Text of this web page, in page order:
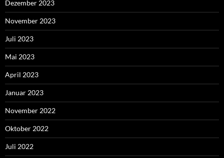
Dezember 2023
November 2023
Juli 2023
Mai 2023
April 2023
Januar 2023
November 2022
Oktober 2022
Juli 2022